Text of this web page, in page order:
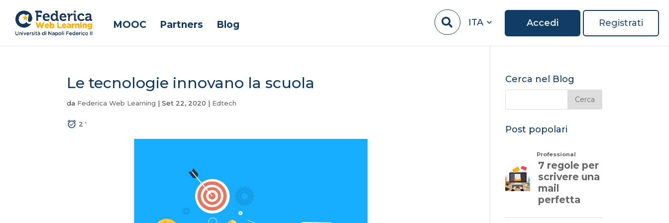
MOOC Partners Blog Registrati
Accedi
ITA
Le tecnologie innovano la scuola
da Federica Web Learning |Set 22, 2020 | Edtech
2 '
Cerca nel Blog
Post popolari